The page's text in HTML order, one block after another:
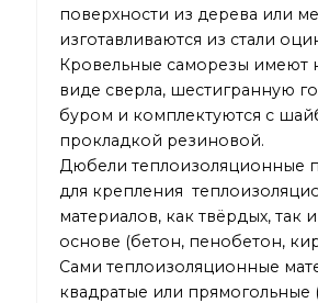
поверхности из дерева или
изготавливаются из стали
Кровельные саморезы имеют
виде сверла, шестигранную
буром и комплектуются с
прокладкой резиновой.
Дюбели теплоизоляционные
для крепления
материалов, как твёрдых, так
основе (бетон, пенобетон,
Сами теплоизоляционные
квадратые или прямогольные